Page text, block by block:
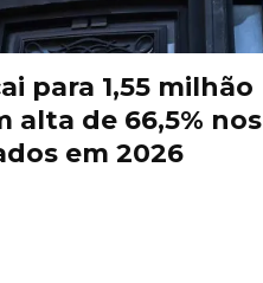
para 1,55 milhão
alta de 66,5% nos
em 2026